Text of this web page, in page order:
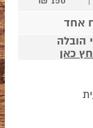
הובלה
כאן